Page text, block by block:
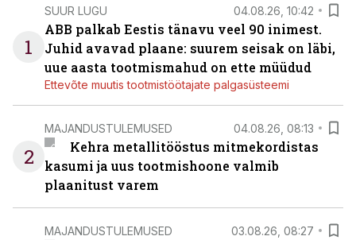
1
SUUR LUGU 04.08.26, 10:42
ABB palkab Eestis tänavu veel 90 inimest.
Juhid avavad plaane: suurem seisak on läbi,
uue aasta tootmismahud on ette müüdud
Ettevõte muutis tootmistöötajate palgasüsteemi
2
MAJANDUSTULEMUSED 04.08.26, 08:13
Kehra metallitööstus mitmekordistas
kasumi ja uus tootmishoone valmib
plaanitust varem
MAJANDUSTULEMUSED 03.08.26, 08:27